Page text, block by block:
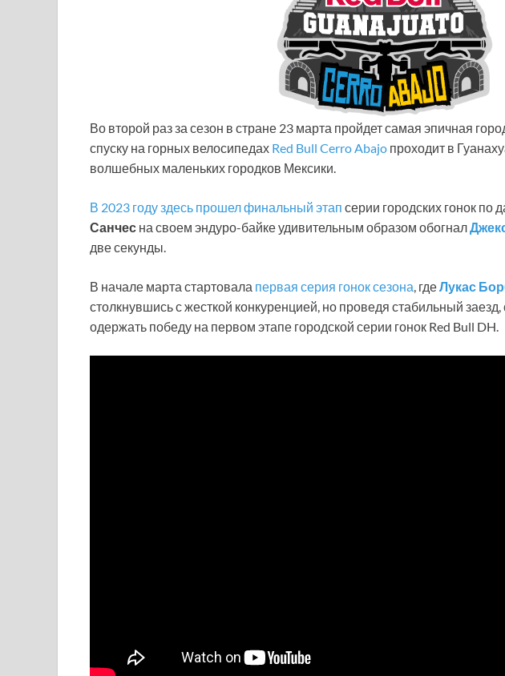
Во второй раз за сезон в стране 23 марта пройдет самая эпичная
спуску на горных велосипедах Red Bull Cerro Abajo проходит в
волшебных маленьких городков Мексики.
В 2023 году здесь прошел финальный этап серии городских гонок по
Санчес на своем эндуро-байке удивительным образом обогнал
две секунды.
В начале марта стартовала первая серия гонок сезона, гдеЛукас
столкнувшись с жесткой конкуренцией, но проведя стабильный
одержать победу на первом этапе городской серии гонок Red Bull DH.